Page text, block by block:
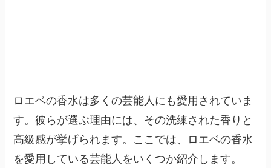
ロエベの香水は多くの芸能人にも愛用されていま
す。彼らが選ぶ理由には、その洗練された香りと
高級感が挙げられます。ここでは、ロエベの香水
を愛用している芸能人をいくつか紹介します。